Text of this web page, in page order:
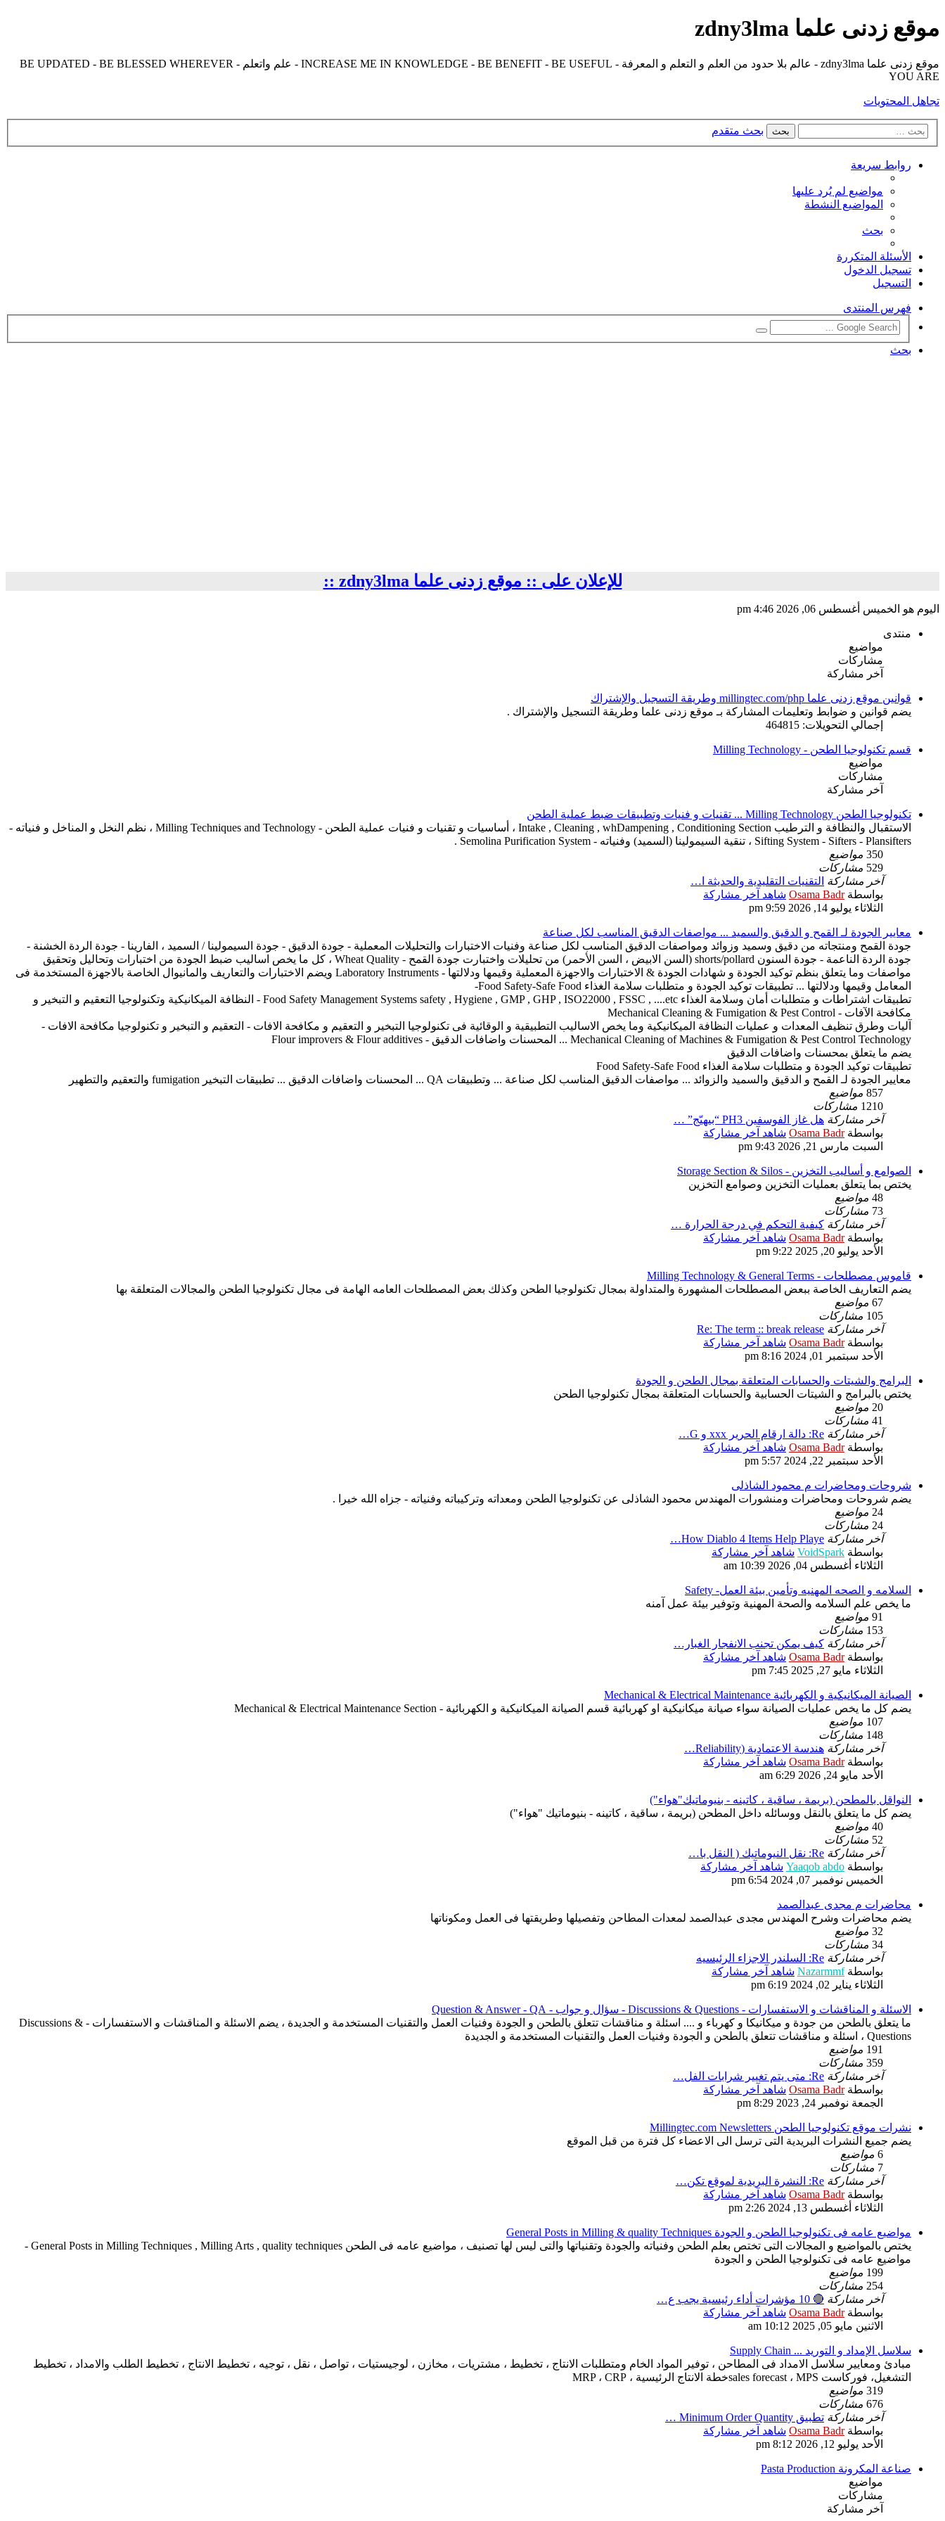
موقع زدنى علما zdny3lma
موقع زدنى علما zdny3lma - عالم بلا حدود من العلم و التعلم و المعرفة - INCREASE ME IN KNOWLEDGE - BE BENEFIT - BE USEFUL - علم واتعلم - BE UPDATED - BE BLESSED WHEREVER
YOU ARE
تجاهل المحتويات
بحث بحث متقدم
روابط سريعة
مواضيع لم يُرد عليها
المواضيع النشطة
بحث
الأسئلة المتكررة
تسجيل الدخول
التسجيل
فهرس المنتدى
بحث
للإعلان على :: موقع زدنى علما zdny3lma ::
اليوم هو الخميس أغسطس 06, 2026 4:46 pm
منتدى
مواضيع
مشاركات
آخر مشاركة
قوانين موقع زدنى علما millingtec.com/php وطريقة التسجيل والإشتراك
يضم قوانين و ضوابط وتعليمات المشاركة بـ موقع زدنى علما وطريقة التسجيل والإشتراك .
إجمالي التحويلات: 464815
قسم تكنولوجيا الطحن - Milling Technology
مواضيع
مشاركات
آخر مشاركة
تكنولوجيا الطحن Milling Technology ... تقنيات و فنيات وتطبيقات ضبط عملية الطحن
الاستقبال والنظافة و الترطيب Intake , Cleaning , whDampening , Conditioning Section ، أساسيات و تقنيات و فنيات عملية الطحن - Milling Techniques and Technology ، نظم النخل و المناخل و فنياته -
Sifting System - Sifters - Plansifters ، تنقية السيمولينا (السميد) وفنياته - Semolina Purification System .
350 مواضيع
529 مشاركات
آخر مشاركة التقنيات التقليدية والحديثة ا…
بواسطةOsama Badr شاهد آخر مشاركة
الثلاثاء يوليو 14, 2026 9:59 pm
معايير الجودة لـ القمح و الدقيق والسميد ... مواصفات الدقيق المناسب لكل صناعة
جودة القمح ومنتجاته من دقيق وسميد وزوائد ومواصفات الدقيق المناسب لكل صناعة وفنيات الاختبارات والتحليلات المعملية - جودة الدقيق - جودة السيمولينا / السميد ، الفارينا - جودة الردة الخشنة -
جودة الردة الناعمة - جودة السنون shorts/pollard (السن الابيض ، السن الأحمر) من تحليلات واختبارت جودة القمح - Wheat Quality ، كل ما يخص اساليب ضبط الجودة من اختبارات وتحاليل وتحقيق
مواصفات وما يتعلق بنظم توكيد الجودة و شهادات الجودة & الاختبارات والاجهزة المعملية وقيمها ودلالتها - Laboratory Instruments ويضم الاختبارات والتعاريف والمانيوال الخاصة بالاجهزة المستخدمة فى
المعامل وقيمها ودلالتها ... تطبيقات توكيد الجودة و متطلبات سلامة الغذاء Food Safety-Safe Food-
تطبيقات اشتراطات و متطلبات أمان وسلامة الغذاء Food Safety Management Systems safety , Hygiene , GMP , GHP , ISO22000 , FSSC , ....etc - النظافة الميكانيكية وتكنولوجيا التعقيم و التبخير و
مكافحة الآفات - Mechanical Cleaning & Fumigation & Pest Control
آليات وطرق تنظيف المعدات و عمليات النظافة الميكانيكية وما يخص الاساليب التطبيقية و الوقائية فى تكنولوجيا التبخير و التعقيم و مكافحة الافات - التعقيم و التبخير و تكنولوجيا مكافحة الافات -
Mechanical Cleaning of Machines & Fumigation & Pest Control Technology ... المحسنات واضافات الدقيق - Flour improvers & Flour additives
يضم ما يتعلق بمحسنات واضافات الدقيق
تطبيقات توكيد الجودة و متطلبات سلامة الغذاء Food Safety-Safe Food
معايير الجودة لـ القمح و الدقيق والسميد والزوائد ... مواصفات الدقيق المناسب لكل صناعة ... وتطبيقات QA ... المحسنات واضافات الدقيق ... تطبيقات التبخير fumigation والتعقيم والتطهير
857 مواضيع
1210 مشاركات
آخر مشاركة هل غاز الفوسفين PH3 “بيهيّج” …
بواسطةOsama Badr شاهد آخر مشاركة
السبت مارس 21, 2026 9:43 pm
الصوامع و أساليب التخزين - Storage Section & Silos
يختص بما يتعلق بعمليات التخزين وصوامع التخزين
48 مواضيع
73 مشاركات
آخر مشاركة كيفية التحكم في درجة الحرارة …
بواسطةOsama Badr شاهد آخر مشاركة
الأحد يوليو 20, 2025 9:22 pm
قاموس مصطلحات - Milling Technology & General Terms
يضم التعاريف الخاصة ببعض المصطلحات المشهورة والمتداولة بمجال تكنولوجيا الطحن وكذلك بعض المصطلحات العامه الهامة فى مجال تكنولوجيا الطحن والمجالات المتعلقة بها
67 مواضيع
105 مشاركات
آخر مشاركة Re: The term :: break release
بواسطةOsama Badr شاهد آخر مشاركة
الأحد سبتمبر 01, 2024 8:16 pm
البرامج والشيتات والحسابات المتعلقة بمجال الطحن و الجودة
يختص بالبرامج و الشيتات الحسابية والحسابات المتعلقة بمجال تكنولوجيا الطحن
20 مواضيع
41 مشاركات
آخر مشاركة Re: دالة ارقام الحرير xxx و G…
بواسطةOsama Badr شاهد آخر مشاركة
الأحد سبتمبر 22, 2024 5:57 pm
شروحات ومحاضرات م محمود الشاذلى
يضم شروحات ومحاضرات ومنشورات المهندس محمود الشاذلى عن تكنولوجيا الطحن ومعداته وتركيباته وفنياته - جزاه الله خيرا .
24 مواضيع
24 مشاركات
آخر مشاركة How Diablo 4 Items Help Playe…
بواسطة VoidSpark شاهد آخر مشاركة
الثلاثاء أغسطس 04, 2026 10:39 am
السلامه و الصحه المهنيه وتأمين بيئة العمل- Safety
ما يخص علم السلامه والصحة المهنية وتوفير بيئة عمل آمنه
91 مواضيع
153 مشاركات
آخر مشاركة كيف يمكن تجنب الانفجار الغبار…
بواسطةOsama Badr شاهد آخر مشاركة
الثلاثاء مايو 27, 2025 7:45 pm
الصيانة الميكانيكية و الكهربائية Mechanical & Electrical Maintenance
يضم كل ما يخص عمليات الصيانة سواء صيانة ميكانيكية او كهربائية قسم الصيانة الميكانيكية و الكهربائية - Mechanical & Electrical Maintenance Section
107 مواضيع
148 مشاركات
آخر مشاركة هندسة الاعتمادية (Reliability…
بواسطةOsama Badr شاهد آخر مشاركة
الأحد مايو 24, 2026 6:29 am
النواقل بالمطحن (بريمة ، ساقية ، كاتينه - بنيوماتيك"هواء")
يضم كل ما يتعلق بالنقل ووسائله داخل المطحن (بريمة ، ساقية ، كاتينه - بنيوماتيك "هواء")
40 مواضيع
52 مشاركات
آخر مشاركة Re: نقل النيوماتيك ( النقل با…
بواسطة Yaaqob abdo شاهد آخر مشاركة
الخميس نوفمبر 07, 2024 6:54 pm
محاضرات م مجدى عبدالصمد
يضم محاضرات وشرح المهندس مجدى عبدالصمد لمعدات المطاحن وتفصيلها وطريقتها فى العمل ومكوناتها
32 مواضيع
34 مشاركات
آخر مشاركة Re: السلندر الاجزاء الرئيسيه
بواسطةNazarmmf شاهد آخر مشاركة
الثلاثاء يناير 02, 2024 6:19 pm
الاسئلة و المناقشات و الاستفسارات - Discussions & Questions - سؤال و جواب - Question & Answer - QA
ما يتعلق بالطحن من جودة و ميكانيكا و كهرباء و .... اسئلة و مناقشات تتعلق بالطحن و الجودة وفنيات العمل والتقنيات المستخدمة و الجديدة ، يضم الاسئلة و المناقشات و الاستفسارات - Discussions &
Questions ، اسئلة و مناقشات تتعلق بالطحن و الجودة وفنيات العمل والتقنيات المستخدمة و الجديدة
191 مواضيع
359 مشاركات
آخر مشاركة Re: متى يتم تغيير شرابات الفل…
بواسطةOsama Badr شاهد آخر مشاركة
الجمعة نوفمبر 24, 2023 8:29 pm
نشرات موقع تكنولوجيا الطحن Millingtec.com Newsletters
يضم جميع النشرات البريدية التى ترسل الى الاعضاء كل فترة من قبل الموقع
6 مواضيع
7 مشاركات
آخر مشاركة Re: النشرة البريدية لموقع تكن…
بواسطةOsama Badr شاهد آخر مشاركة
الثلاثاء أغسطس 13, 2024 2:26 pm
مواضيع عامه فى تكنولوجيا الطحن و الجودة General Posts in Milling & quality Techniques
يختص بالمواضيع و المجالات التى تختص بعلم الطحن وفنياته والجودة وتقنياتها والتى ليس لها تصنيف ، مواضيع عامه فى الطحن General Posts in Milling Techniques , Milling Arts , quality techniques -
مواضيع عامه فى تكنولوجيا الطحن و الجودة
199 مواضيع
254 مشاركات
آخر مشاركة 🔴 10 مؤشرات أداء رئيسية يجب ع…
بواسطةOsama Badr شاهد آخر مشاركة
الاثنين مايو 05, 2025 10:12 am
سلاسل الإمداد و التوريد ... Supply Chain
مبادئ ومعايير سلاسل الامداد فى المطاحن ، توفير المواد الخام ومتطلبات الانتاج ، تخطيط ، مشتريات ، مخازن ، لوجيستيات ، تواصل ، نقل ، توجيه ، تخطيط الانتاج ، تخطيط الطلب والامداد ، تخطيط
التشغيل، فوركاست sales forecast ، MPSخطة الانتاج الرئيسية ، MRP ، CRP
319 مواضيع
676 مشاركات
آخر مشاركة تطبيق Minimum Order Quantity …
بواسطةOsama Badr شاهد آخر مشاركة
الأحد يوليو 12, 2026 8:12 pm
صناعة المكرونة Pasta Production
مواضيع
مشاركات
آخر مشاركة